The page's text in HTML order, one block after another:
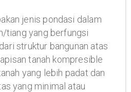
jenis pondasi dalam
tiang yang berfungsi
struktur bangunan atas
tanah kompresible
yang lebih padat dan
yang minimal atau